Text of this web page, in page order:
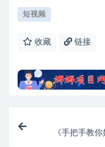
短视频
收藏 链接
《手把手教